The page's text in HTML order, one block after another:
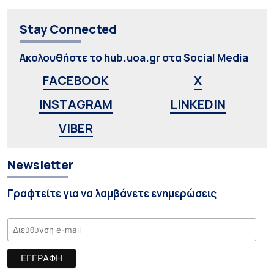
Stay Connected
Ακολουθήστε το hub.uoa.gr στα Social Media
FACEBOOK
X
INSTAGRAM
LINKEDIN
VIBER
Newsletter
Γραφτείτε για να λαμβάνετε ενημερώσεις